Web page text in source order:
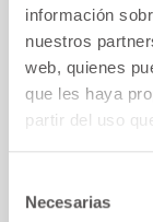
información
nuestros
web, quienes
que les haya
partir del uso
Necesarias
marcar una
productos y la
un trabajo
orgullo de
demás junto a